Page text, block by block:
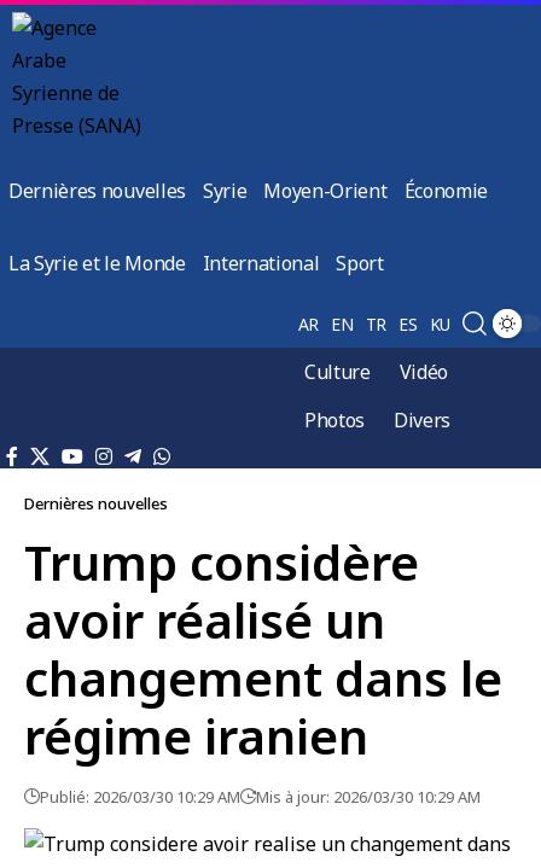
Dernières nouvelles Syrie Moyen-Orient Économie
La Syrie et le Monde International Sport
AR EN TR ES KU
Culture
Vidéo
Photos
Divers
Dernières nouvelles
Trump considère
avoir réalisé un
changement dans le
régime iranien
Publié: 2026/03/30 10:29 AM Mis à jour: 2026/03/30 10:29 AM